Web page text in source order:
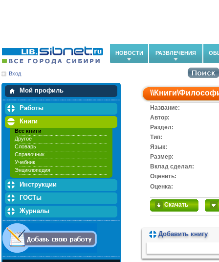
НОВОСТИ РАЗВЛЕЧЕНИЯ
Вход
Мой профиль
Мои закладки
Работы
Книги
Все книги
Другое
Словарь
Справочник
Учебник
Энциклопедия
Инструкции
ГОСТы
Журналы
\\Книги\
Название:
Автор:
Раздел:
Тип:
Язык:
Размер:
Вклад сделал:
Оценить:
Оценка:
Скачать
Добавить книгу